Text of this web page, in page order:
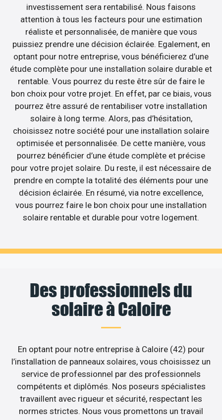
investissement sera rentabilisé. Nous faisons
attention à tous les facteurs pour une estimation
réaliste et personnalisée, de manière que vous
puissiez prendre une décision éclairée. Egalement, en
optant pour notre entreprise, vous bénéficierez d’une
étude complète pour une installation solaire durable et
rentable. Vous pourrez du reste être sûr de faire le
bon choix pour votre projet. En effet, par ce biais, vous
pourrez être assuré de rentabiliser votre installation
solaire à long terme. Alors, pas d’hésitation,
choisissez notre société pour une installation solaire
optimisée et personnalisée. De cette manière, vous
pourrez bénéficier d’une étude complète et précise
pour votre projet solaire. Du reste, il est nécessaire de
prendre en compte la totalité des éléments pour une
décision éclairée. En résumé, via notre excellence,
vous pourrez faire le bon choix pour une installation
solaire rentable et durable pour votre logement.
Des professionnels du
solaire à Caloire
En optant pour notre entreprise à Caloire (42) pour
l’installation de panneaux solaires, vous choisissez un
service de professionnel par des professionnels
compétents et diplômés. Nos poseurs spécialistes
travaillent avec rigueur et sécurité, respectant les
normes strictes. Nous vous promettons un travail